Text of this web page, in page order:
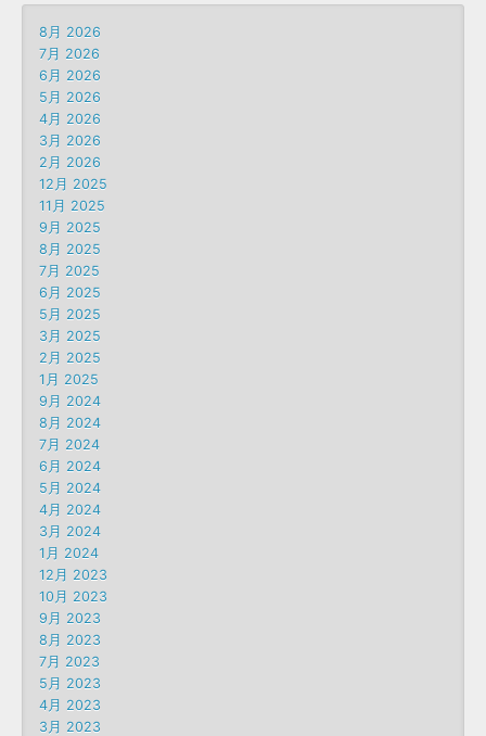
8月 2026
7月 2026
6月 2026
5月 2026
4月 2026
3月 2026
2月 2026
12月 2025
11月 2025
9月 2025
8月 2025
7月 2025
6月 2025
5月 2025
3月 2025
2月 2025
1月 2025
9月 2024
8月 2024
7月 2024
6月 2024
5月 2024
4月 2024
3月 2024
1月 2024
12月 2023
10月 2023
9月 2023
8月 2023
7月 2023
5月 2023
4月 2023
3月 2023